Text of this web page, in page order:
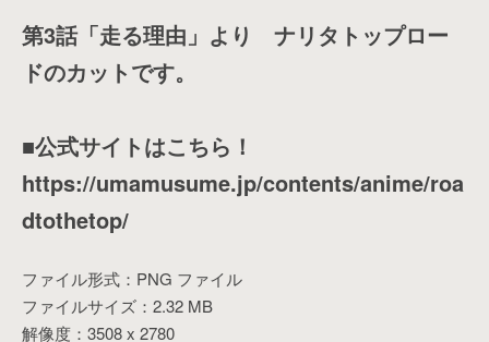
第3話「走る理由」より ナリタトップロー
ドのカットです。
■公式サイトはこちら！
https://umamusume.jp/contents/anime/roa
dtothetop/
ファイル形式：PNG ファイル
ファイルサイズ：2.32 MB
解像度：3508 x 2780